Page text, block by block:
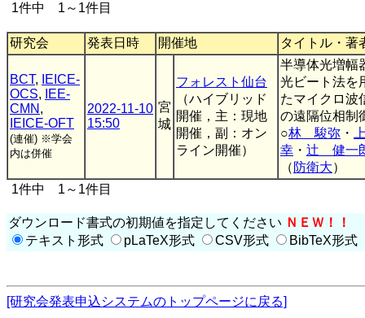
1件中 1～1件目
研究会 発表日時 開催地 タイトル・著
BCT,
IEICE-
OCS,
IEE-
CMN ,
IEICE-OFT
(連催) ※学会
内は併催
2022-11-10
15:50
宮
城
フォレスト仙台
（ハイブリッド
開催，主：現地
開催，副：オン
ライン開催）
半導体光増幅
光ビート法を
たマイクロ波
の遠隔位相制
○林 駿弥 ・
幸 ・ 辻 健一
（ 防衛大）
1件中 1～1件目
ダウンロード書式の初期値を指定してください ＮＥＷ！！
テキスト形式
pLaTeX形式 CSV形式 BibTeX形式
[研究会発表申込システムのトップページに戻る]